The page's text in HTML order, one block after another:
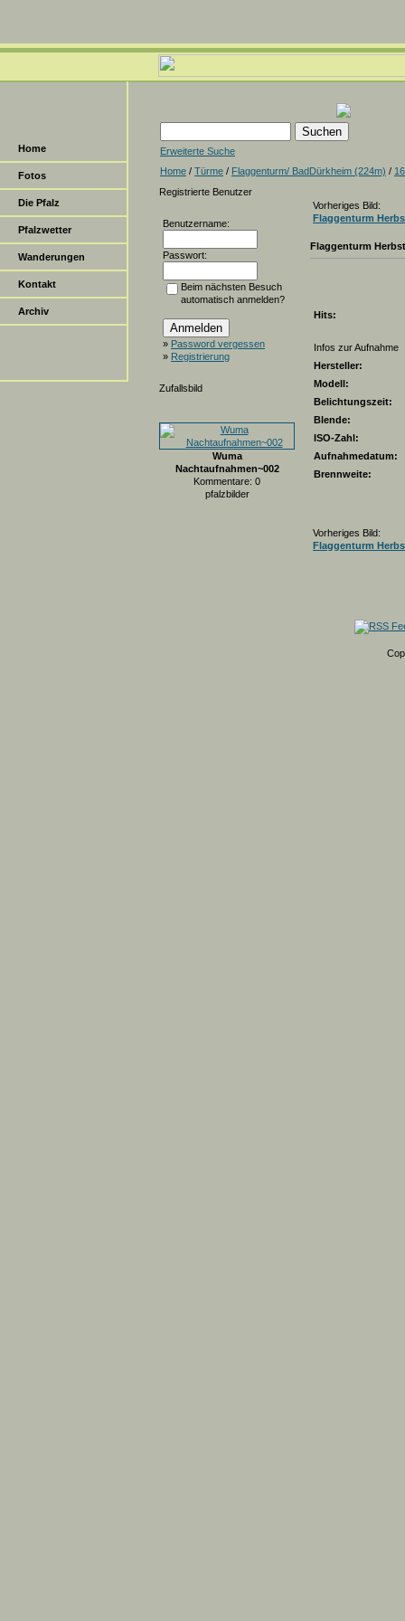
Home
Fotos
Die Pfalz
Pfalzwetter
Wanderungen
Kontakt
Archiv
Erweiterte Suche
Home / Türme / Flaggenturm/ BadDürkheim (224m) /
Registrierte Benutzer
Benutzername:
Passwort:
Beim nächsten Besuch
automatisch anmelden?
» Password vergessen
» Registrierung
Zufallsbild
Wuma
Nachtaufnahmen~002
Kommentare: 0
pfalzbilder
Vorheriges Bild:
Flaggenturm
Flaggenturm
Hits:
Infos zur Aufnahme
Hersteller:
Modell:
Belichtungszeit:
Blende:
ISO-Zahl:
Aufnahmedatum:
Brennweite:
Vorheriges Bild:
Flaggenturm